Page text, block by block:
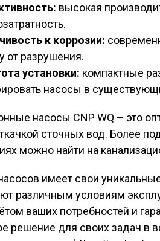
высокая
к коррозии:
от разрушения.
установки: компактные
насосы в
насосы CNP WQ – это
сточных вод. Более
можно найти на
имеет свои
различным условиям
ваших потребностей и
решение для своих задач в